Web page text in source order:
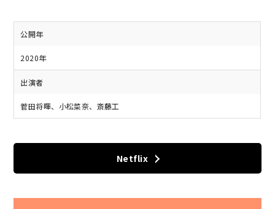
公開年
2020年
出演者
菅田将暉、小松菜奈、斎藤工
Netflix